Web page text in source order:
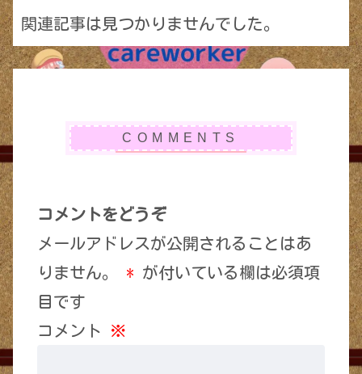
関連記事は見つかりませんでした。
コメントをどうぞ
メールアドレスが公開されることはあ
りません。
* が付いている欄は必須項
目です
コメント ※